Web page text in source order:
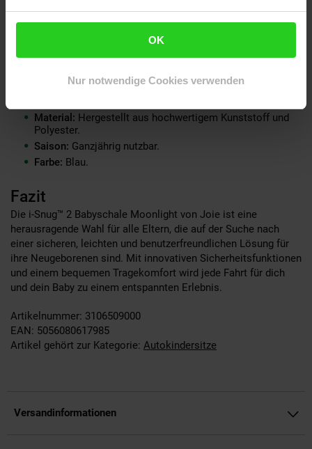
OK
Nur notwendige Cookies verwenden
Anpassung, sodass die Babyschale mit deinem Kind
Altersempfehlung:0 bis 12 Monate (0 bis 13 kg).
Material: Hergestellt aus hochwertigem Kunststoff und
Polyester.
Saison: Ganzjährig nutzbar.
Farbe: Blau.
Fazit
Die i-Snug™ 2 Babyschale Moonlight von Joie ist eine
herausragende Wahl für alle Eltern, die auf der Suche nach
einer sicheren, leichten und benutzerfreundlichen Lösung für
ihre Neugeborenen sind. Mit innovativen Sicherheitsfunktionen
und einem bequemen Tragekomfort wird jede Fahrt für dich
und dein Baby zu einem entspannten Erlebnis.
Artikelnummer: 3106509000
EAN: 5056080617985
Artikel gehört zur Kategorie: Autokindersitze
Versandinformationen